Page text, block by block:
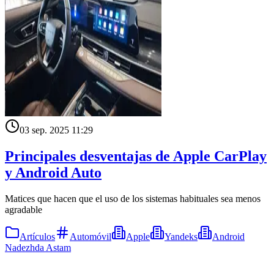
03 sep. 2025 11:29
Principales desventajas de Apple CarPlay
y Android Auto
Matices que hacen que el uso de los sistemas habituales sea menos
agradable
Artículos Automóvil Apple Yandeks
Android
Nadezhda Astam